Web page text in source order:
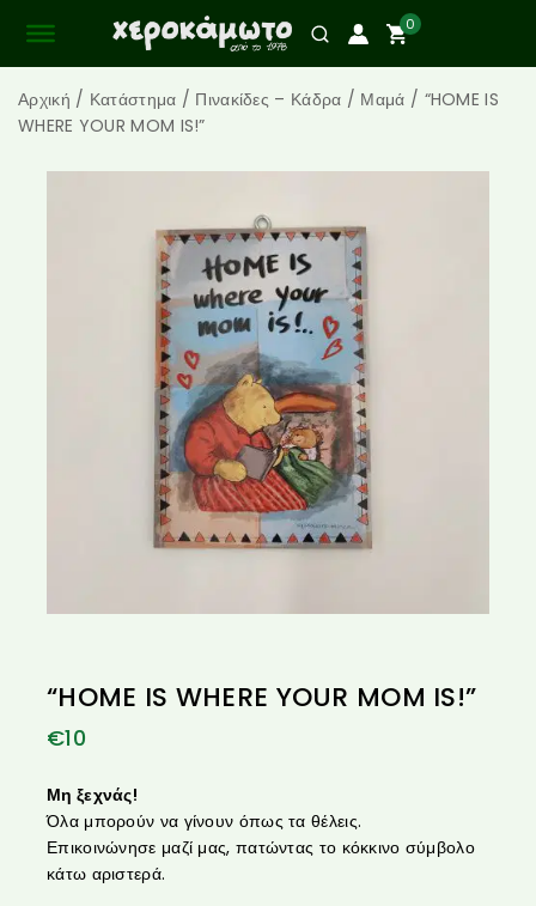
0
Αρχική / Κατάστημα / Πινακίδες – Κάδρα / Μαμά / “HOME IS
WHERE YOUR MOM IS!”
“HOME IS WHERE YOUR MOM IS!”
€10
Μη ξεχνάς!
Όλα μπορούν να γίνουν όπως τα θέλεις.
Επικοινώνησε μαζί μας, πατώντας το κόκκινο σύμβολο
κάτω αριστερά.